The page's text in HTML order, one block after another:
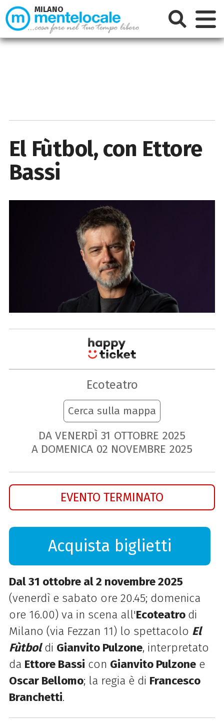
El Fùtbol, con Ettore
Bassi
Ecoteatro
Cerca sulla mappa
DA VENERDÌ 31 OTTOBRE 2025
A DOMENICA 02 NOVEMBRE 2025
EVENTO TERMINATO
Acquista biglietti
Dal 31 ottobre al 2 novembre 2025
(venerdì e sabato ore 20.45; domenica
ore 16.00) va in scena all'Ecoteatro di
Milano (via Fezzan 11) lo spettacolo El
Fùtboldi Gianvito Pulzone, interpretato
da Ettore Bassi con Gianvito Pulzonee
Oscar Bellomo; la regia è di Francesco
Branchetti.
MILANO